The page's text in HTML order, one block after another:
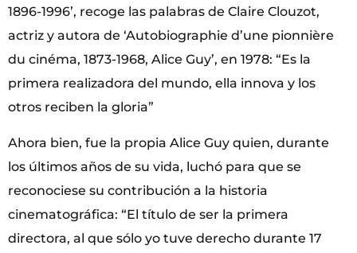
1896-1996’, recoge las palabras de Claire Clouzot,
actriz y autora de ‘Autobiographie d’une pionnière
du cinéma, 1873-1968, Alice Guy’, en 1978: “Es la
primera realizadora del mundo, ella innova y los
otros reciben la gloria”
Ahora bien, fue la propia Alice Guy quien, durante
los últimos años de su vida, luchó para que se
reconociese su contribución a la historia
cinematográfica: “El título de ser la primera
directora, al que sólo yo tuve derecho durante 17